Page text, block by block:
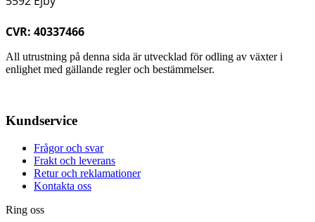
CVR: 40337466
All utrustning på denna sida är utvecklad för odling av växter i
enlighet med gällande regler och bestämmelser.
Kundservice
Frågor och svar
Frakt och leverans
Retur och reklamationer
Kontakta oss
Ring oss